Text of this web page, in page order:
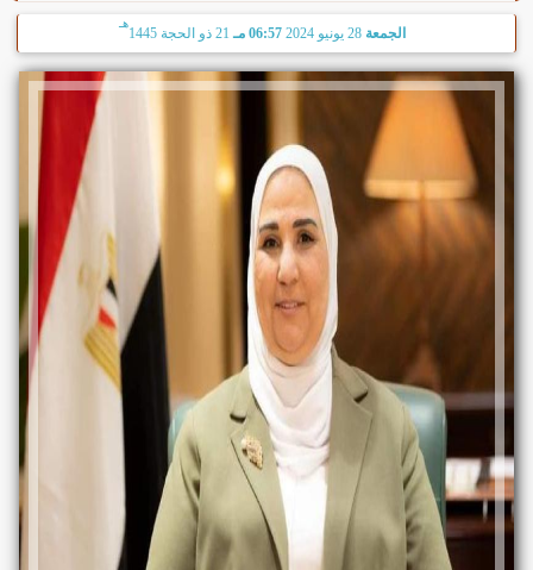
الجمعة 28 يونيو 2024 06:57 مـ 21 ذو الحجة 1445
هـ